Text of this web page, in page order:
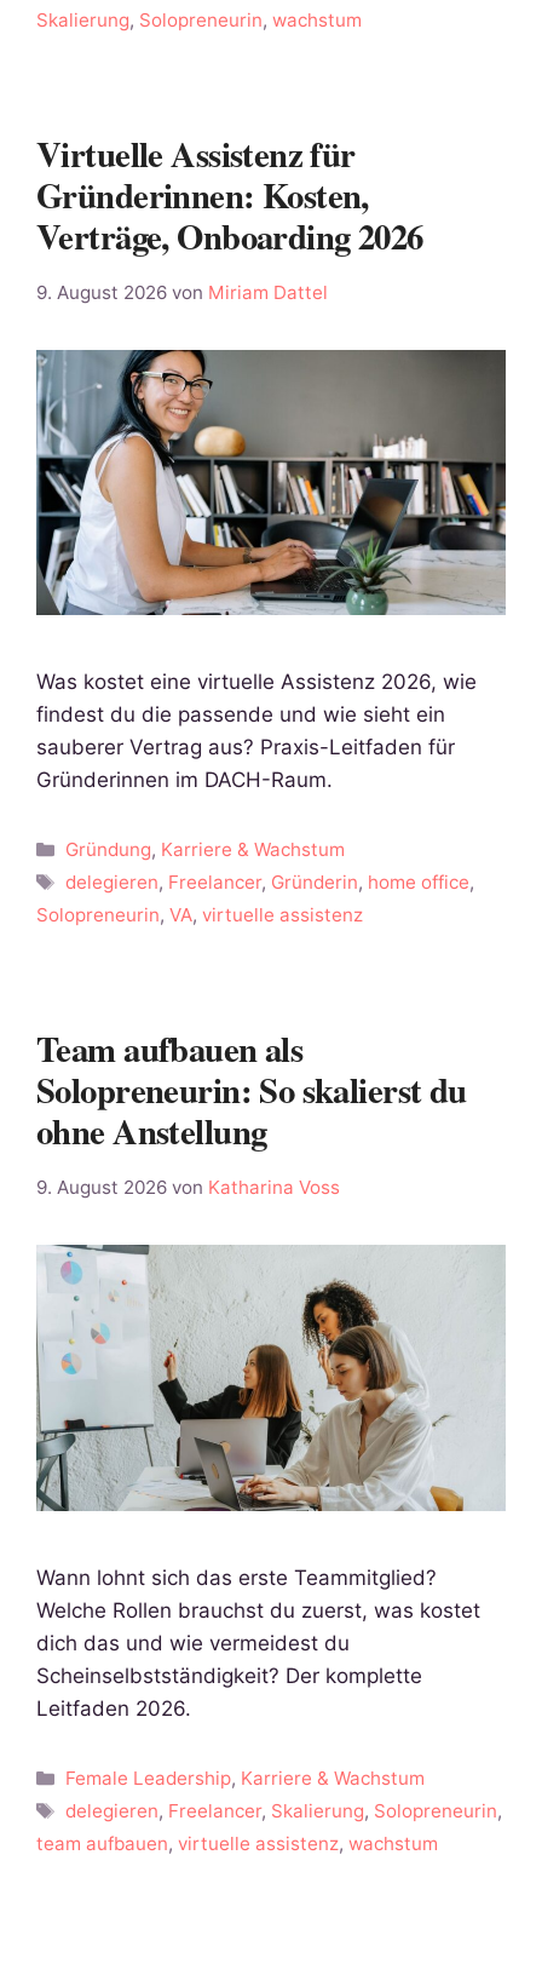
Skalierung, Solopreneurin, wachstum
Virtuelle Assistenz für
Gründerinnen: Kosten,
Verträge, Onboarding 2026
9. August 2026 von Miriam Dattel
Was kostet eine virtuelle Assistenz 2026, wie
findest du die passende und wie sieht ein
sauberer Vertrag aus? Praxis-Leitfaden für
Gründerinnen im DACH-Raum.
Kategorien
Gründung, Karriere & Wachstum
Schlagwörter
delegieren, Freelancer, Gründerin, home office,
Solopreneurin, VA, virtuelle assistenz
Team aufbauen als
Solopreneurin: So skalierst du
ohne Anstellung
9. August 2026 von Katharina Voss
Wann lohnt sich das erste Teammitglied?
Welche Rollen brauchst du zuerst, was kostet
dich das und wie vermeidest du
Scheinselbstständigkeit? Der komplette
Leitfaden 2026.
Kategorien
Female Leadership, Karriere & Wachstum
Schlagwörter
delegieren, Freelancer, Skalierung, Solopreneurin,
team aufbauen, virtuelle assistenz, wachstum